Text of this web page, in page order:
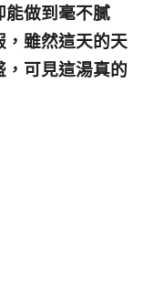
能做到毫不膩
雖然這天的天
可見這湯真的